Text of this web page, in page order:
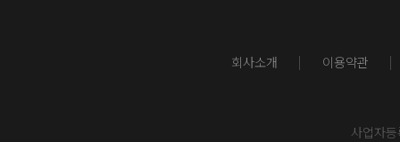
회사소개 이용약관
사업자